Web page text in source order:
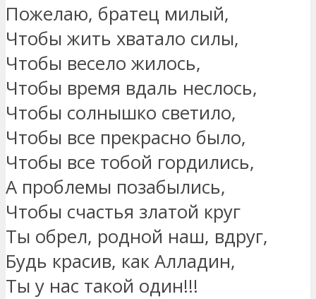
Пожелаю, братец милый,
Чтобы жить хватало силы,
Чтобы весело жилось,
Чтобы время вдаль неслось,
Чтобы солнышко светило,
Чтобы все прекрасно было,
Чтобы все тобой гордились,
А проблемы позабылись,
Чтобы счастья златой круг
Ты обрел, родной наш, вдруг,
Будь красив, как Алладин,
Ты у нас такой один!!!